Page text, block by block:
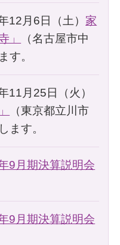
月6日（土） 家
」
（名古屋市中
す。
月25日（火）
（東京都立川市
ます。
9月期決算説明会
9月期決算説明会